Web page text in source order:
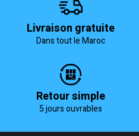
Livraison gratuite
Dans tout le Maroc
Retour simple
5 jours ouvrables